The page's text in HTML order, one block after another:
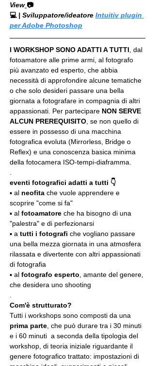
View 📷
💻 | Sviluppatore/ideatore Intuitiv plugin
per Adobe Photoshop
I WORKSHOP SONO ADATTI A TUTTI , dal
fotoamatore alle prime armi, al fotografo
più avanzato ed esperto, che abbia
necessità di approfondire alcune tematiche
o che solo desideri passare una bella
giornata a fotografare in compagnia di altri
appassionati. Per partecipare NON SERVE
ALCUN PREREQUISITO , se non quello di
essere in possesso di una macchina
fotografica evoluta (Mirrorless, Bridge o
Reflex) e una conoscenza basica minima
della fotocamera ISO-tempi-diaframma.
eventi fotografici adatti a tutti 👇
▪️ al neofita che vuole apprendere e
scoprire "come si fa"
▪️ al fotoamatore che ha bisogno di una
"palestra" e di perfezionarsi
▪️ a tutti i fotografi che vogliano passare
una bella mezza giornata in una atmosfera
rilassata e divertente con altri appassionati
di fotografia
▪️ al fotografo esperto , amante del genere,
che desidera uno shooting
Com'è strutturato?
Tutti i workshops sono composti da una
prima parte , che può durare tra i 30 minuti
e i 60 minuti  a seconda della tipologia del
workshop, di teoria iniziale riguardante il
genere fotografico trattato: impostazioni di